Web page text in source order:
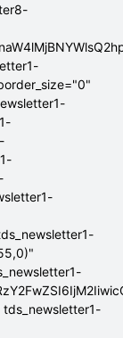
tds_newsletter1-